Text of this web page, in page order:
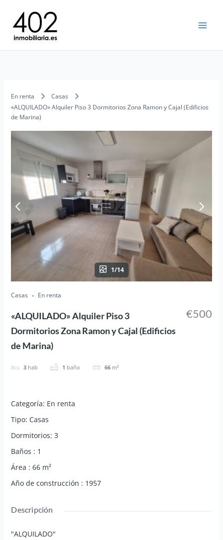
contenido
En renta
Casas
«ALQUILADO» Alquiler Piso 3 Dormitorios Zona Ramon y Cajal (Edificios
de Marina)
1/14
Casas En renta
«ALQUILADO» Alquiler Piso 3
Dormitorios Zona Ramon y Cajal (Edificios
de Marina)
3 hab 1 baño 66 m²
€500
Categoría: En renta
Tipo: Casas
Dormitorios: 3
Baños : 1
Área : 66 m²
Año de construcción : 1957
Descripción
"ALQUILADO"